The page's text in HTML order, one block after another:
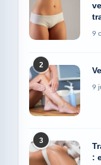
9
2
9
3
: